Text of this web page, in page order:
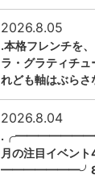
2026.8.05
.本格フレンチを
ラ・グラティチ
れども軸はぶら
2026.8.04
月の注目イベ
━━━━━━━╯8月